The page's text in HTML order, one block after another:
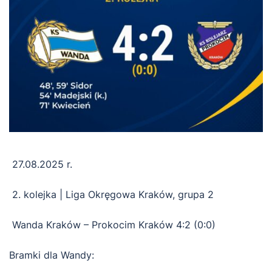
27.08.2025 r.
2. kolejka | Liga Okręgowa Kraków, grupa 2
Wanda Kraków – Prokocim Kraków 4:2 (0:0)
Bramki dla Wandy: